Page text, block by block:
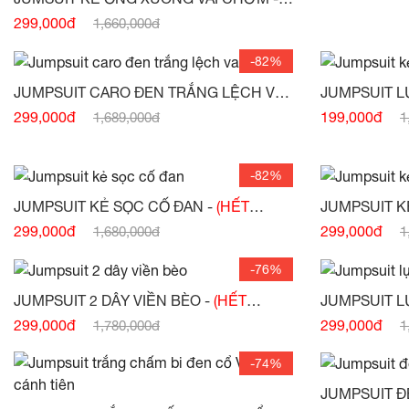
(HẾT HÀNG)
299,000đ 1,660,000đ
-82%
JUMPSUIT CARO ĐEN TRẮNG LỆCH VAI
-(HẾT HÀNG)
299,000đ 1,689,000đ
JUMPSUIT
NGỰC
199,000đ
-82%
JUMPSUIT KẺ SỌC CỐ ĐAN - (HẾT
HÀNG)
299,000đ 1,680,000đ
JUMPSUIT
299,000đ
-76%
JUMPSUIT 2 DÂY VIỀN BÈO - (HẾT
HÀNG)
299,000đ 1,780,000đ
JUMPSUIT
299,000đ
-74%
JUMPSUIT